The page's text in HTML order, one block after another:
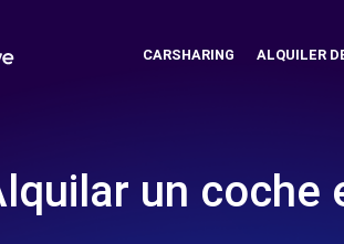
CARSHARING ALQUILER
un coche